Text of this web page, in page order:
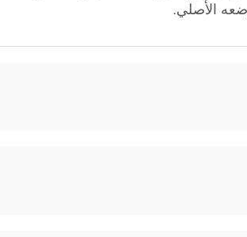
الأصلي.